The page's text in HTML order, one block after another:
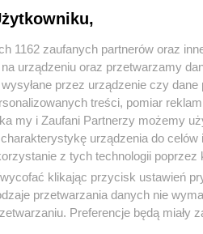
Polityka
Rosja
PiS
1162 zaufanych partnerów oraz
urządzeniu oraz przetwarzamy
przez urządzenie czy
treści, pomiar
my i Zaufani Partnerzy możemy
urządzenia do
z tych technologii
klikając przycisk ustawień
przetwarzania danych nie
Preferencje będą miały